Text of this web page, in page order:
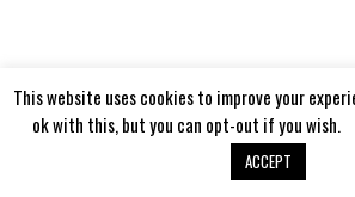
Cryptotoekomst 2020
Aangedreven door
This website uses cookies to improve your
ok with this, but you can opt-out if you wish.
ACCEPT